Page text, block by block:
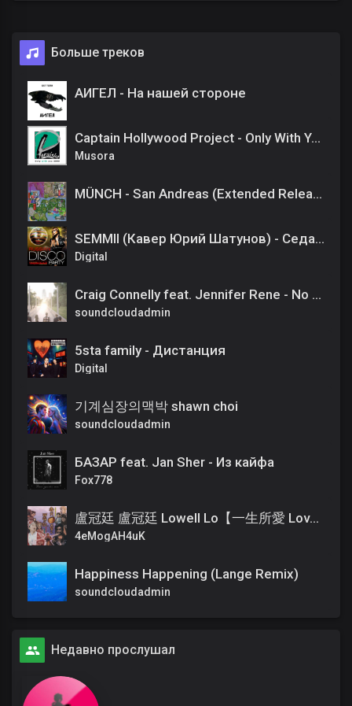
Больше треков
АИГЕЛ - На нашей стороне
Captain Hollywood Project - Only With You (Instrumental)
Musora
MÜNCH - San Andreas (Extended Release) Extended Remix
SEMMII (Кавер Юрий Шатунов) - Седая ночь
Digital
Craig Connelly feat. Jennifer Rene - No One Like You (Original Mix)
soundcloudadmin
5sta family - Дистанция
Digital
기계심장의맥박 shawn choi
soundcloudadmin
БАЗАР feat. Jan Sher - Из кайфа
Fox778
盧冠廷 盧冠廷 Lowell Lo【一生所愛 Love In A Life Time】電影「齊天大聖西遊記」插曲
4eMogAH4uK
Happiness Happening (Lange Remix)
soundcloudadmin
Недавно прослушал